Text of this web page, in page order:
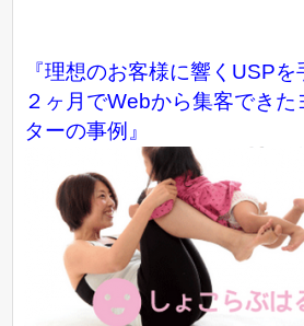
『理想のお客様に響くUSP
２ヶ月でWebから集客できた
ターの事例』